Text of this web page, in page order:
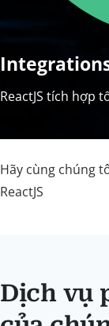
ReactJS tích hợp
Hãy cùng chúng
ReactJS
Dịch vụ